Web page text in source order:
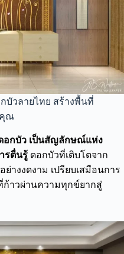
บัวลายไทย สร้างพื้นที่
คุณ
อกบัว เป็นสัญลักษณ์แห่ง
รตื่นรู้ ดอกบัวที่เติบโตจาก
างงดงาม เปรียบเสมือนการ
าวผ่านความทุกข์ยากสู่